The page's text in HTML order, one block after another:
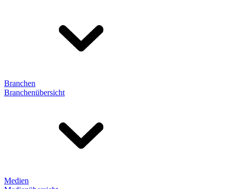
Branchen
Branchenübersicht
Medien